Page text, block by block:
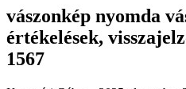
vászonkép nyomda
értékelések,
1567